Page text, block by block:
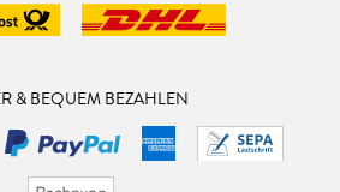
& BEQUEM BEZAHLEN